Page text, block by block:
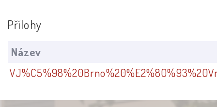
Přílohy
Název